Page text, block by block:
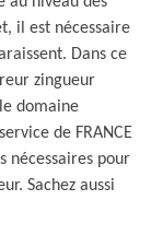
il est nécessaire
Dans ce
zingueur
domaine
de FRANCE
nécessaires pour
Sachez aussi